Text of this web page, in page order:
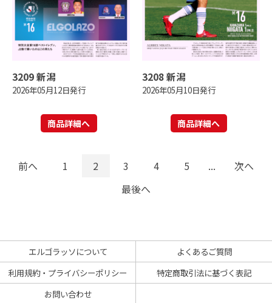
3209 新潟
2026年05月12日発行
商品詳細へ
3208 新潟
2026年05月10日発行
商品詳細へ
前へ 1 2 3 4 5 ...
次へ
最後へ
エルゴラッソについて
よくあるご質問
利用規約・プライバシーポリシー
特定商取引法に基づく表記
お問い合わせ